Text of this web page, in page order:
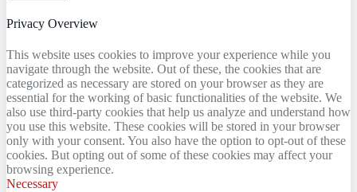
Privacy Overview
This website uses cookies to improve your experience while you
navigate through the website. Out of these, the cookies that are
categorized as necessary are stored on your browser as they are
essential for the working of basic functionalities of the website. We
also use third-party cookies that help us analyze and understand how
you use this website. These cookies will be stored in your browser
only with your consent. You also have the option to opt-out of these
cookies. But opting out of some of these cookies may affect your
browsing experience.
Necessary